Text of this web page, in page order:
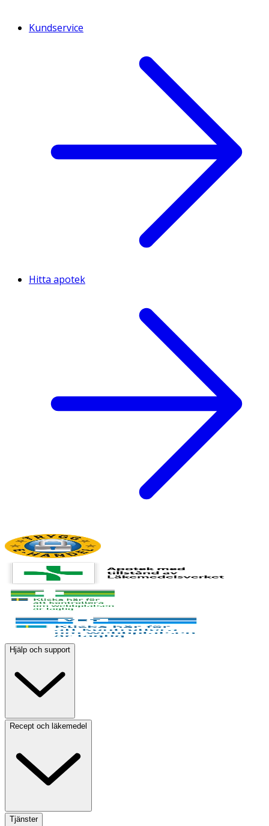
Kundservice
Hitta apotek
Hjälp och support
Recept och läkemedel
Tjänster